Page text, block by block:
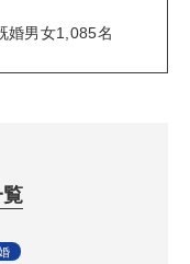
婚男女1,085名